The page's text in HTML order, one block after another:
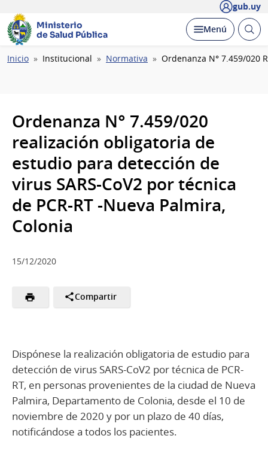
gub.uy
Ministerio
de Salud Pública
Desplegar
Menú Abrir
Ruta
Inicio Institucional Normativa Ordenanza N° 7.459/020
Ordenanza N° 7.459/020
realización obligatoria de
estudio para detección de
virus SARS-CoV2 por técnica
de PCR-RT -Nueva Palmira,
Colonia
15/12/2020
Compartir
Dispónese la realización obligatoria de estudio para
detección de virus SARS-CoV2 por técnica de PCR-
RT, en personas provenientes de la ciudad de Nueva
Palmira, Departamento de Colonia, desde el 10 de
noviembre de 2020 y por un plazo de 40 días,
notificándose a todos los pacientes.